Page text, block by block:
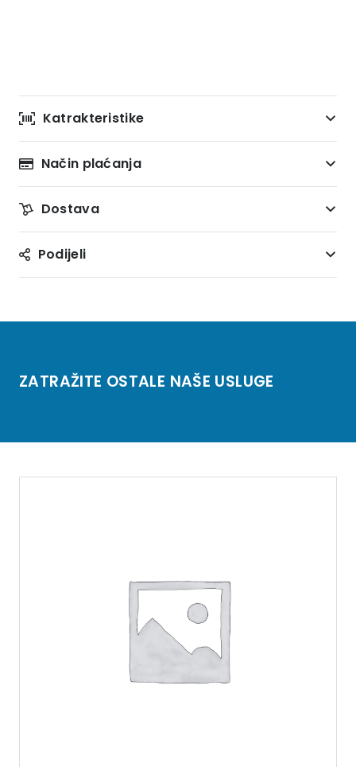
Katrakteristike
Način plaćanja
Dostava
Podijeli
ZATRAŽITE OSTALE NAŠE USLUGE